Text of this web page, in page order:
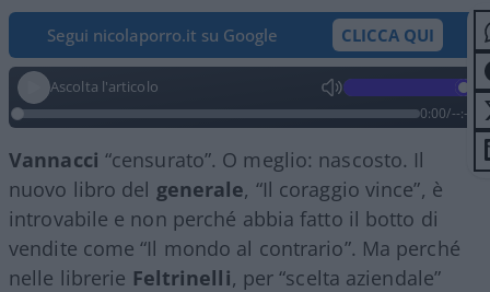
Segui nicolaporro.it su Google CLICCA QUI
Ascolta l'articolo
0:00/--:--
Vannacci “censurato”. O meglio: nascosto. Il
nuovo libro del generale, “Il coraggio vince”, è
introvabile e non perché abbia fatto il botto di
vendite come “Il mondo al contrario”. Ma perché
nelle librerie Feltrinelli, per “scelta aziendale”